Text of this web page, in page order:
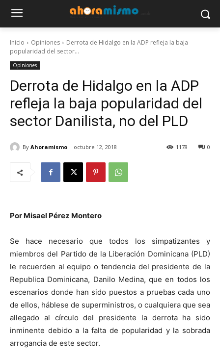
Inicio Opiniones
Derrota de Hidalgo en la ADP refleja la baja
popularidad del sector...
Opiniones
Derrota de Hidalgo en la ADP
refleja la baja popularidad del
sector Danilista, no del PLD
By Ahoramismo octubre 12, 2018 0
1178
Por Misael Pérez Montero
Se hace necesario que todos los simpatizantes y
miembros del Partido de la Liberación Dominicana (PLD)
le recuerden al equipo o tendencia del presidente de la
Republica Dominicana, Danilo Medina, que en todos los
escenarios donde han sido puestos a pruebas cada uno
de ellos, háblese de superministros, o cualquiera que sea
allegado al círculo del presidente la derrota ha sido
inminente debido a la falta de popularidad y la sobrada
arrogancia de este sector.